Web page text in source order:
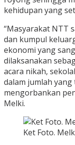
kehidupan yang
“Masyarakat NTT
dan kumpul
ekonomi yang
dilaksanakan
acara nikah,
dalam jumlah
mengorbankan
Melki.
Ket Foto.